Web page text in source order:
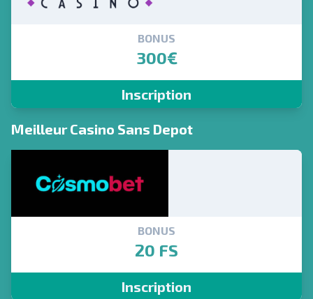
BONUS
300€
Inscription
Meilleur Casino Sans Depot
BONUS
20 FS
Inscription